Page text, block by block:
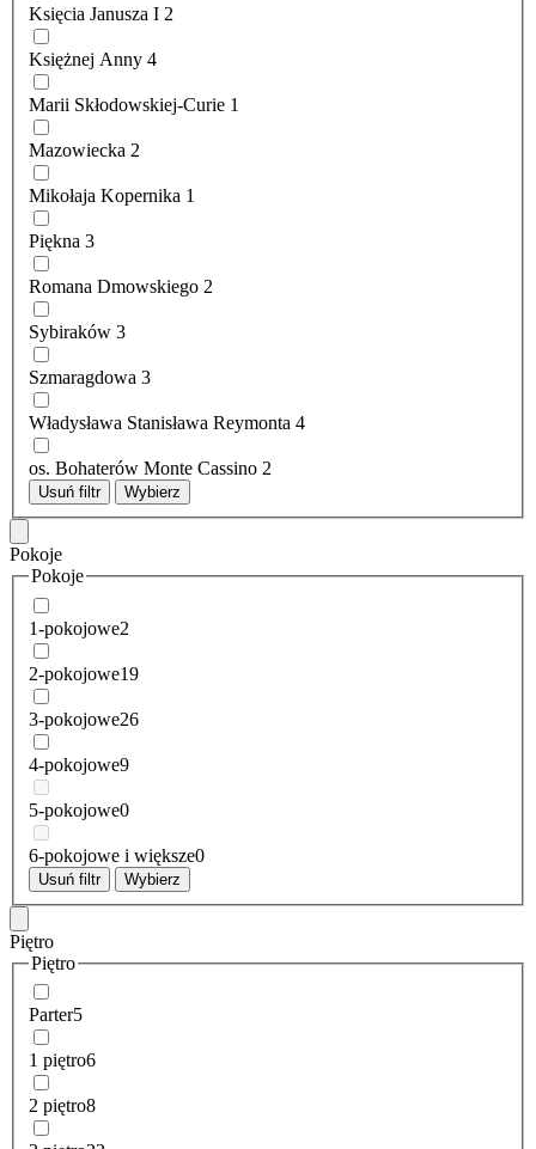
Księcia Janusza I 2
Księżnej Anny 4
Marii Skłodowskiej-Curie 1
Mazowiecka 2
Mikołaja Kopernika 1
Piękna 3
Romana Dmowskiego 2
Sybiraków 3
Szmaragdowa 3
Władysława Stanisława Reymonta 4
os. Bohaterów Monte Cassino 2
Usuń filtr Wybierz
Pokoje
Pokoje
1-pokojowe2
2-pokojowe19
3-pokojowe26
4-pokojowe9
5-pokojowe0
6-pokojowe i większe0
Usuń filtr Wybierz
Piętro
Piętro
Parter5
1 piętro6
2 piętro8